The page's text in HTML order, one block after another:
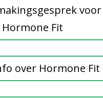
voor
Hormone Fit
over Hormone Fit